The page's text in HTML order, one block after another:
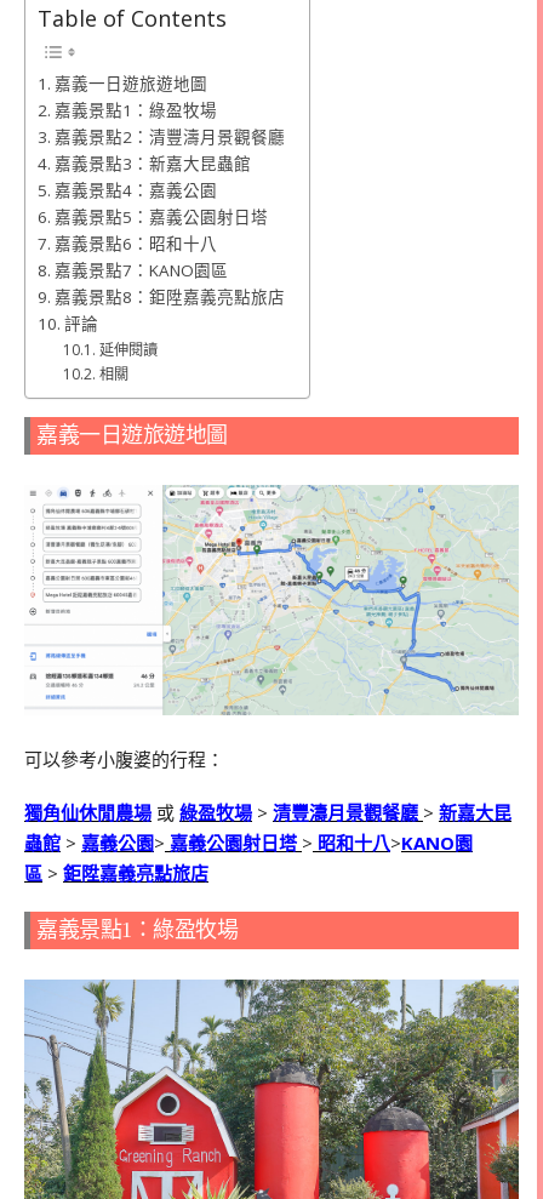
Table of Contents
嘉義一日遊旅遊地圖
嘉義景點1：綠盈牧場
嘉義景點2：清豐濤月景觀餐廳
嘉義景點3：新嘉大昆蟲館
嘉義景點4：嘉義公園
嘉義景點5：嘉義公園射日塔
嘉義景點6：昭和十八
嘉義景點7：KANO園區
嘉義景點8：鉅陞嘉義亮點旅店
評論
延伸閱讀
相關
嘉義一日遊旅遊地圖
可以參考小腹婆的行程：
獨角仙休閒農場 或 綠盈牧場 > 清豐濤月景觀餐廳 > 新嘉大昆
蟲館 > 嘉義公園> 嘉義公園射日塔 > 昭和十八>KANO園
區 > 鉅陞嘉義亮點旅店
嘉義景點1：綠盈牧場